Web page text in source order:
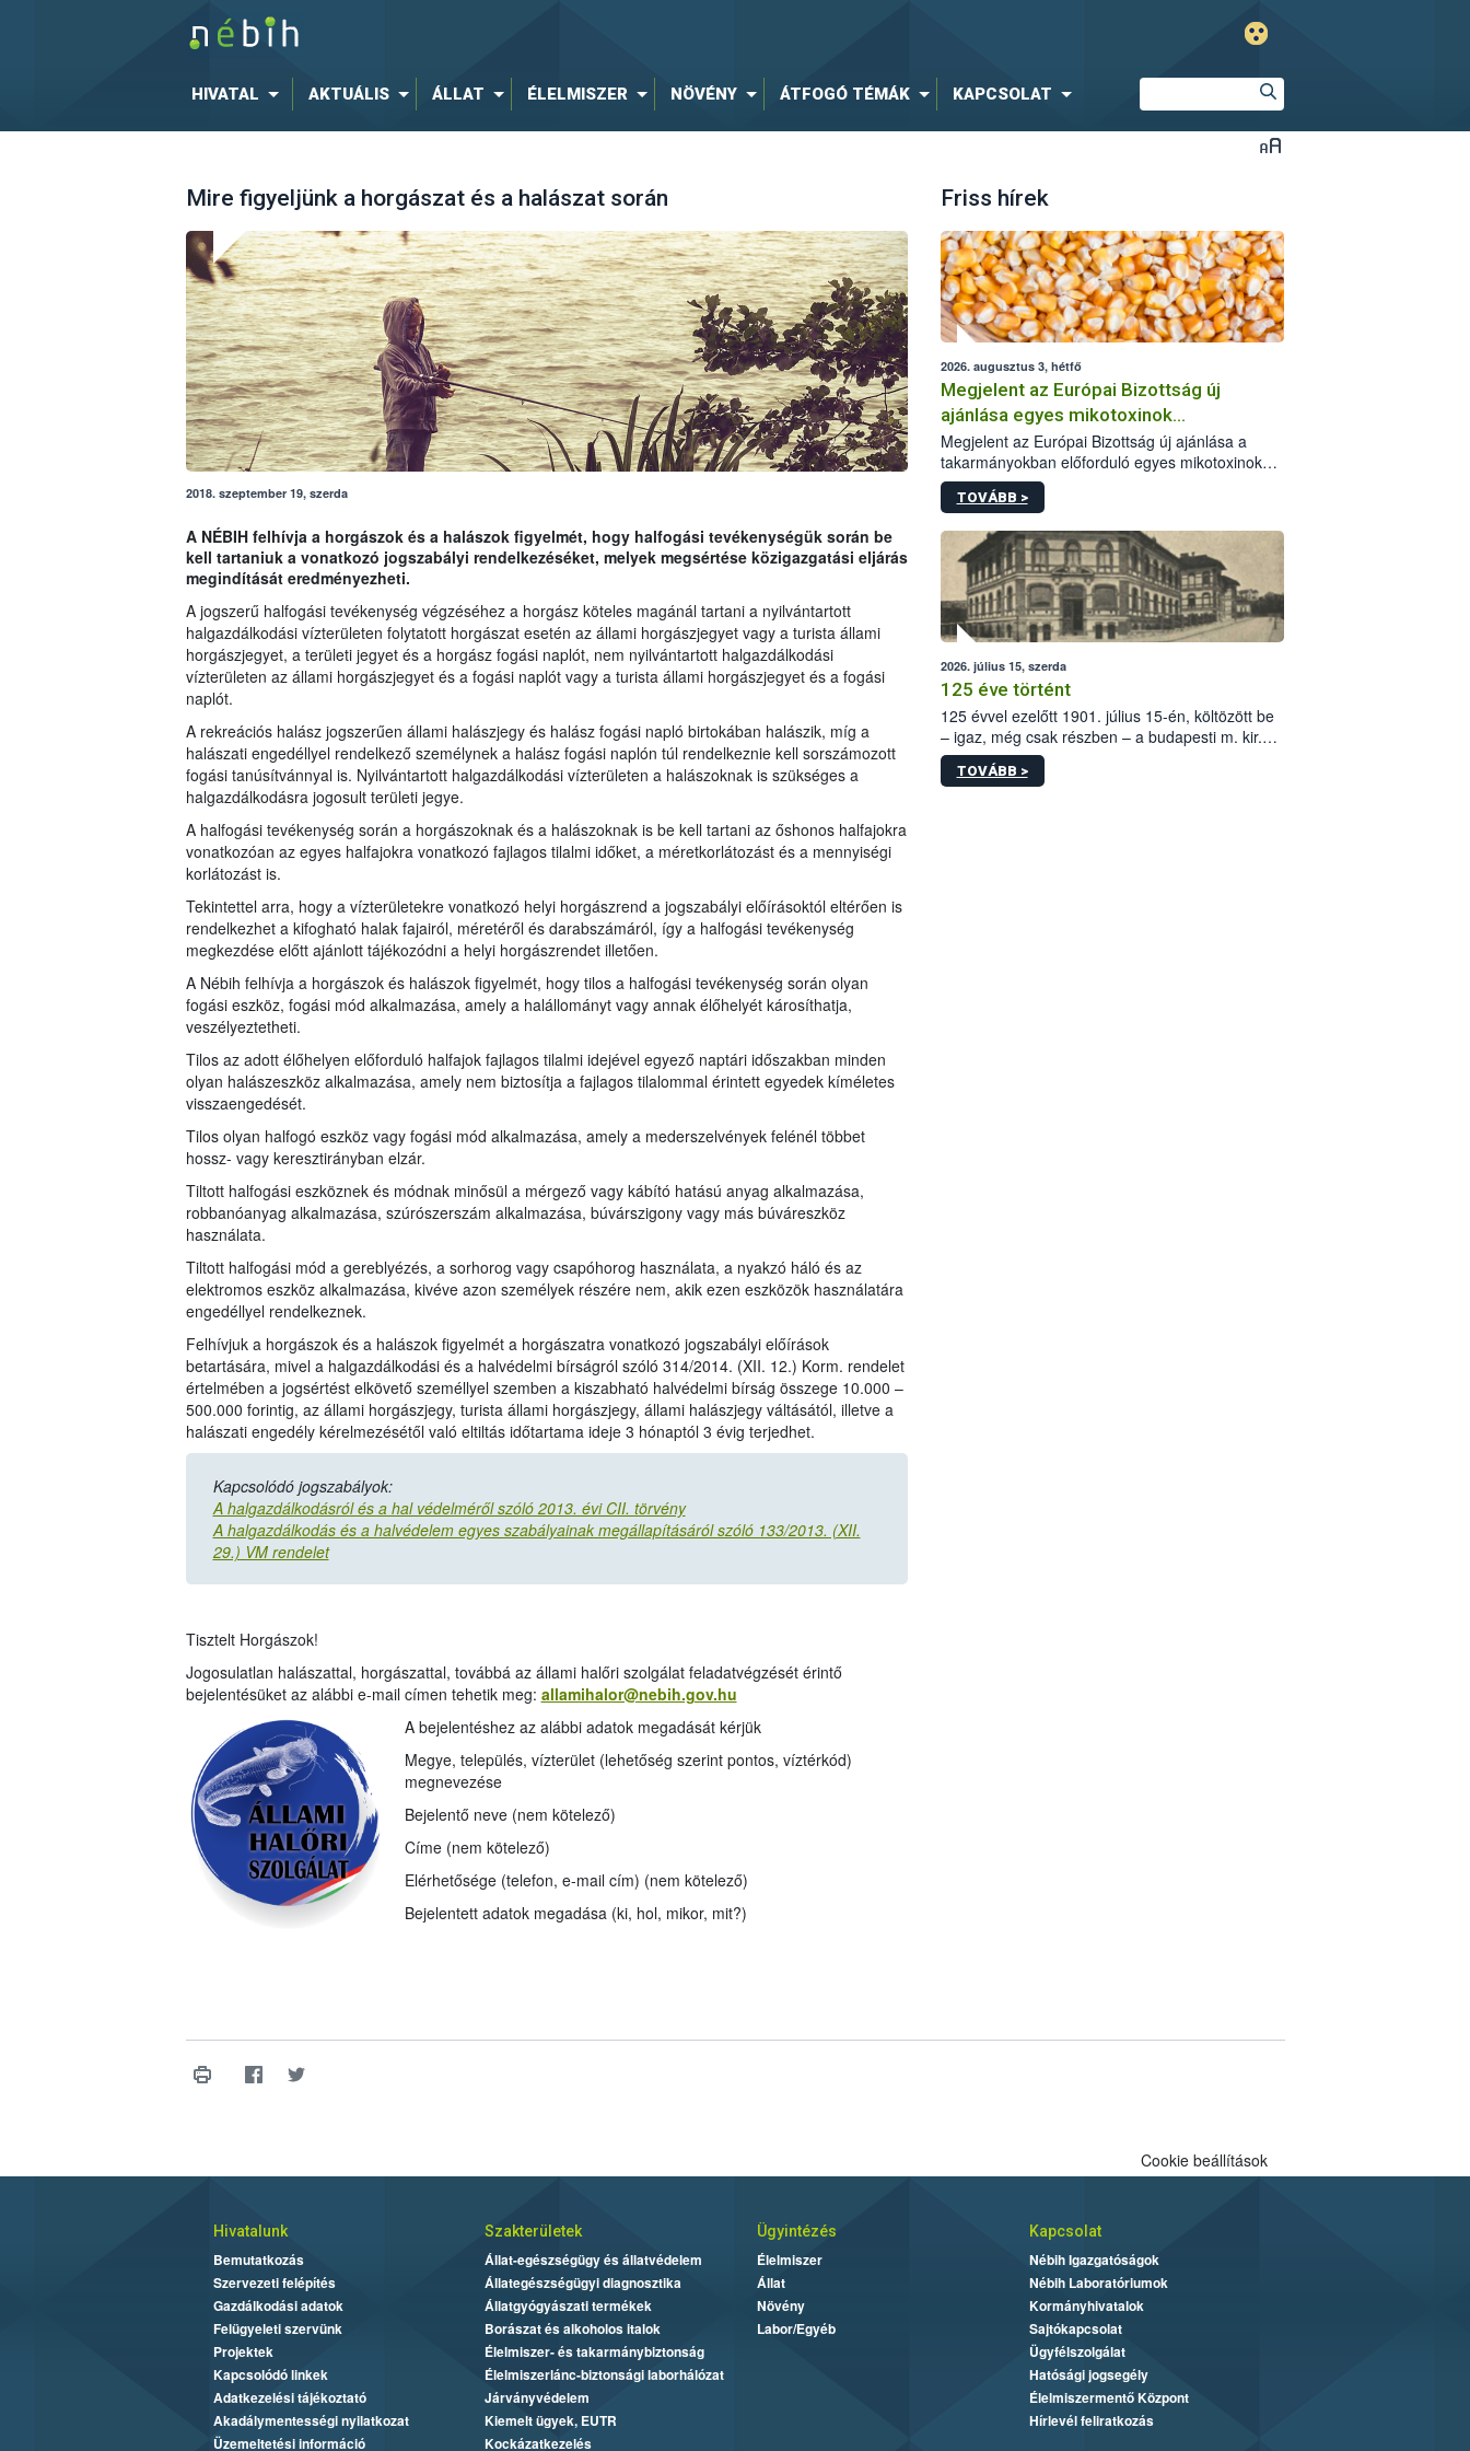
HIVATAL AKTUÁLIS ÁLLAT ÉLELMISZER NÖVÉNY ÁTFOGÓ TÉMÁK KAPCSOLAT
Mire figyeljünk a horgászat és a halászat során
2018. szeptember 19, szerda
A NÉBIH felhívja a horgászok és a halászok figyelmét, hogy halfogási tevékenységük során be
kell tartaniuk a vonatkozó jogszabályi rendelkezéséket, melyek megsértése közigazgatási eljárás
megindítását eredményezheti.
A jogszerű halfogási tevékenység végzéséhez a horgász köteles magánál tartani a nyilvántartott
halgazdálkodási vízterületen folytatott horgászat esetén az állami horgászjegyet vagy a turista állami
horgászjegyet, a területi jegyet és a horgász fogási naplót, nem nyilvántartott halgazdálkodási
vízterületen az állami horgászjegyet és a fogási naplót vagy a turista állami horgászjegyet és a fogási
naplót.
A rekreációs halász jogszerűen állami halászjegy és halász fogási napló birtokában halászik, míg a
halászati engedéllyel rendelkező személynek a halász fogási naplón túl rendelkeznie kell sorszámozott
fogási tanúsítvánnyal is. Nyilvántartott halgazdálkodási vízterületen a halászoknak is szükséges a
halgazdálkodásra jogosult területi jegye.
A halfogási tevékenység során a horgászoknak és a halászoknak is be kell tartani az őshonos halfajokra
vonatkozóan az egyes halfajokra vonatkozó fajlagos tilalmi időket, a méretkorlátozást és a mennyiségi
korlátozást is.
Tekintettel arra, hogy a vízterületekre vonatkozó helyi horgászrend a jogszabályi előírásoktól eltérően is
rendelkezhet a kifogható halak fajairól, méretéről és darabszámáról, így a halfogási tevékenység
megkezdése előtt ajánlott tájékozódni a helyi horgászrendet illetően.
A Nébih felhívja a horgászok és halászok figyelmét, hogy tilos a halfogási tevékenység során olyan
fogási eszköz, fogási mód alkalmazása, amely a halállományt vagy annak élőhelyét károsíthatja,
veszélyeztetheti.
Tilos az adott élőhelyen előforduló halfajok fajlagos tilalmi idejével egyező naptári időszakban minden
olyan halászeszköz alkalmazása, amely nem biztosítja a fajlagos tilalommal érintett egyedek kíméletes
visszaengedését.
Tilos olyan halfogó eszköz vagy fogási mód alkalmazása, amely a mederszelvények felénél többet
hossz- vagy keresztirányban elzár.
Tiltott halfogási eszköznek és módnak minősül a mérgező vagy kábító hatású anyag alkalmazása,
robbanóanyag alkalmazása, szúrószerszám alkalmazása, búvárszigony vagy más búváreszköz
használata.
Tiltott halfogási mód a gereblyézés, a sorhorog vagy csapóhorog használata, a nyakzó háló és az
elektromos eszköz alkalmazása, kivéve azon személyek részére nem, akik ezen eszközök használatára
engedéllyel rendelkeznek.
Felhívjuk a horgászok és a halászok figyelmét a horgászatra vonatkozó jogszabályi előírások
betartására, mivel a halgazdálkodási és a halvédelmi bírságról szóló 314/2014. (XII. 12.) Korm. rendelet
értelmében a jogsértést elkövető személlyel szemben a kiszabható halvédelmi bírság összege 10.000 –
500.000 forintig, az állami horgászjegy, turista állami horgászjegy, állami halászjegy váltásától, illetve a
halászati engedély kérelmezésétől való eltiltás időtartama ideje 3 hónaptól 3 évig terjedhet.
Kapcsolódó jogszabályok:
A halgazdálkodásról és a hal védelméről szóló 2013. évi CII. törvény
A halgazdálkodás és a halvédelem egyes szabályainak megállapításáról szóló 133/2013. (XII.
29.) VM rendelet
Tisztelt Horgászok!
Jogosulatlan halászattal, horgászattal, továbbá az állami halőri szolgálat feladatvégzését érintő
bejelentésüket az alábbi e-mail címen tehetik meg: allamihalor@nebih.gov.hu
A bejelentéshez az alábbi adatok megadását kérjük
Megye, település, vízterület (lehetőség szerint pontos, víztérkód)
megnevezése
Bejelentő neve (nem kötelező)
Címe (nem kötelező)
Elérhetősége (telefon, e-mail cím) (nem kötelező)
Bejelentett adatok megadása (ki, hol, mikor, mit?)
Friss hírek
2026. augusztus 3, hétfő
Megjelent az Európai Bizottság új
ajánlása egyes mikotoxinok
takarmányokban való jelenlétéről
Megjelent az Európai Bizottság új ajánlása a
takarmányokban előforduló egyes mikotoxinokkal
kapcsolatban. A dokumentum 2027-től új
irányértékek alkalmazását írja elő, és a jelenleg
TOVÁBB >
2026. július 15, szerda
125 éve történt
125 évvel ezelőtt 1901. július 15-én, költözött be
– igaz, még csak részben – a budapesti m. kir.
állami vetőmagvizsgáló állomás a Kis Rókus utca
15. szám alatti, Czigler Győző által tervezett új
TOVÁBB >
Cookie beállítások
Hivatalunk
Bemutatkozás
Szervezeti felépítés
Gazdálkodási adatok
Felügyeleti szervünk
Projektek
Kapcsolódó linkek
Adatkezelési tájékoztató
Akadálymentességi nyilatkozat
Üzemeltetési információ
Szakterületek
Állat-egészségügy és állatvédelem
Állategészségügyi diagnosztika
Állatgyógyászati termékek
Borászat és alkoholos italok
Élelmiszer- és takarmánybiztonság
Élelmiszerlánc-biztonsági laborhálózat
Járványvédelem
Kiemelt ügyek, EUTR
Kockázatkezelés
Ügyintézés
Élelmiszer
Állat
Növény
Labor/Egyéb
Kapcsolat
Nébih Igazgatóságok
Nébih Laboratóriumok
Kormányhivatalok
Sajtókapcsolat
Ügyfélszolgálat
Hatósági jogsegély
Élelmiszermentő Központ
Hírlevél feliratkozás